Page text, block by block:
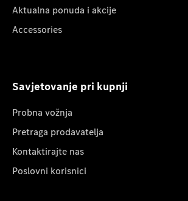
Aktualna ponuda i akcije
Accessories
Savjetovanje pri kupnji
Probna vožnja
Pretraga prodavatelja
Kontaktirajte nas
Poslovni korisnici